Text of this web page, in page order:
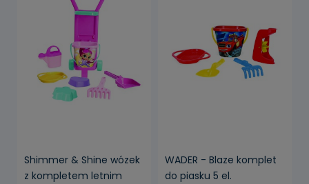
Shimmer & Shine wózek
z kompletem letnim
powiadom o
dostępności
WADER - Blaze komplet
do piasku 5 el.